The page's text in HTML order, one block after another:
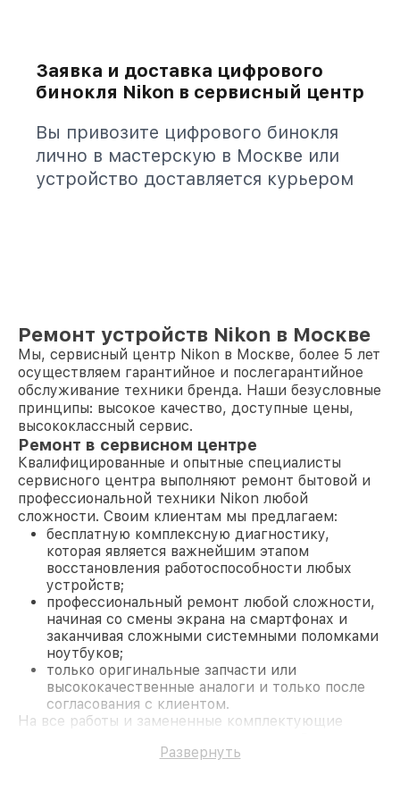
Заявка и доставка цифрового
бинокля Nikon в сервисный центр
Вы привозите цифрового бинокля
лично в мастерскую в Москве или
устройство доставляется курьером
Ремонт устройств Nikon в Москве
Мы, сервисный центр Nikon в Москве, более 5 лет
осуществляем гарантийное и послегарантийное
обслуживание техники бренда. Наши безусловные
принципы: высокое качество, доступные цены,
высококлассный сервис.
Ремонт в сервисном центре
Квалифицированные и опытные специалисты
сервисного центра выполняют ремонт бытовой и
профессиональной техники Nikon любой
сложности. Своим клиентам мы предлагаем:
бесплатную комплексную диагностику,
которая является важнейшим этапом
восстановления работоспособности любых
устройств;
профессиональный ремонт любой сложности,
начиная со смены экрана на смартфонах и
заканчивая сложными системными поломками
ноутбуков;
только оригинальные запчасти или
высококачественные аналоги и только после
согласования с клиентом.
На все работы и замененные комплектующие
поломки по условиям гарантии, мы бесплатно
Развернуть